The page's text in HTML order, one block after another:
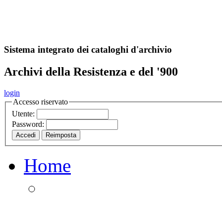
Sistema integrato dei cataloghi d'archivio
Archivi della Resistenza e del '900
login
Accesso riservato
Utente:
Password:
Home